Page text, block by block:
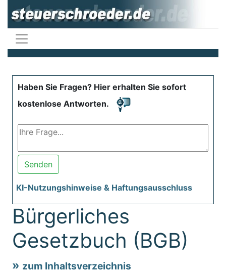
Haben Sie Fragen? Hier erhalten Sie sofort
kostenlose Antworten.
Senden
KI-Nutzungshinweise & Haftungsausschluss
Bürgerliches
Gesetzbuch (BGB)
zum Inhaltsverzeichnis